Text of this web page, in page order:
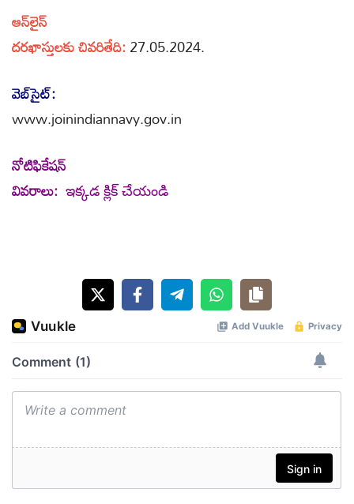
ఆన్‌లైన్‌
దరఖాస్తులకు చివరితేది:27.05.2024.
వెబ్‌సైట్‌:
www.joinindiannavy.gov.in
నోటిఫికేషన్
వివరాలు: ఇక్కడ క్లిక్ చేయండి